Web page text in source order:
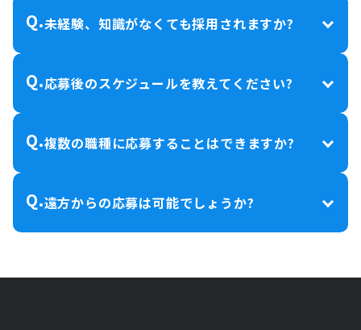
Q.未経験、知識がなくても採用されますか?
Q.応募後のスケジュールを教えてください?
Q.複数の職種に応募することはできますか?
Q.遠方からの応募は可能でしょうか?